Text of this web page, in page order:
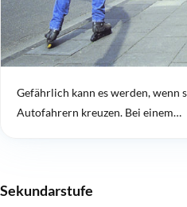
Sekundarstufe
Gefährlich kann es werden, wenn
Autofahrern kreuzen. Bei einem…